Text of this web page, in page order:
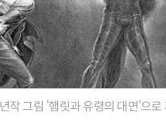
작 그림 '햄릿과 유령의 대면'으로